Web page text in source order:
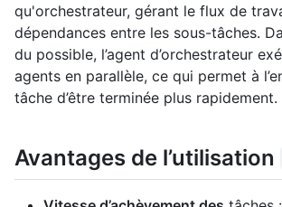
qu'orchestrateur, gérant le flux de
dépendances entre les sous-tâches.
du possible, l’agent d’orchestrateur
agents en parallèle, ce qui permet à
tâche d’être terminée plus rapidement.
Avantages de l’utilisation